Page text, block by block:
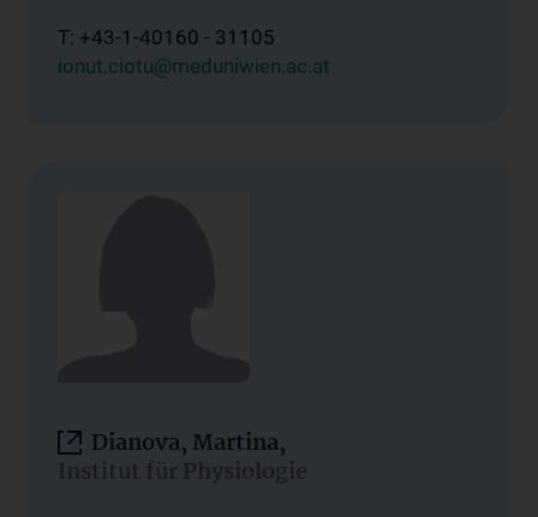
T: +43-1-40160 - 31105
ionut.ciotu@meduniwien.ac.at
Dianova, Martina,
Institut für Physiologie